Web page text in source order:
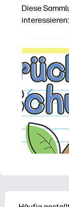
Diese
interessieren: